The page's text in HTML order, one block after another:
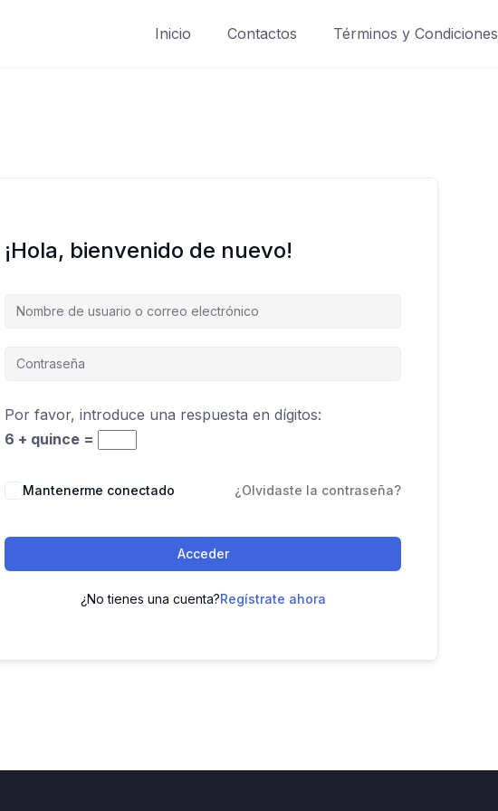
Inicio Contactos Términos y Condiciones
¡Hola, bienvenido de nuevo!
Por favor, introduce una respuesta en dígitos:
6 + quince =
Mantenerme conectado ¿Olvidaste la contraseña?
Acceder
¿No tienes una cuenta?Regístrate ahora